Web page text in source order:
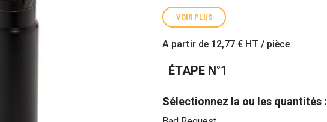
VOIR PLUS
A partir de 12,77 € HT / pièce
ÉTAPE N°1
Sélectionnez la ou les quantités :